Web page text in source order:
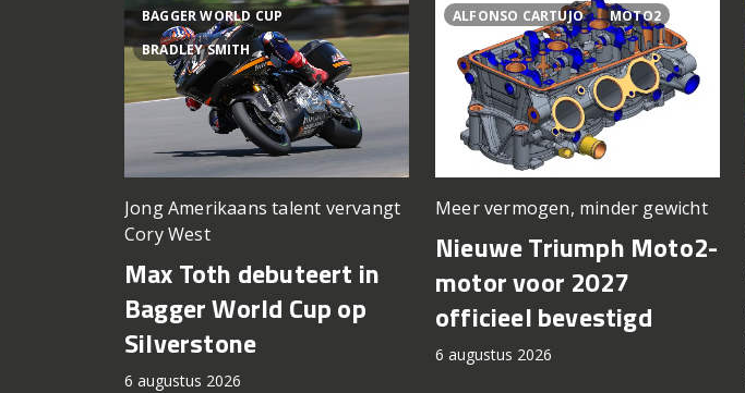
BAGGER WORLD CUP
BRADLEY SMITH
Jong Amerikaans talent vervangt
Cory West
Max Toth debuteert in
Bagger World Cup op
Silverstone
6 augustus 2026
ALFONSO CARTUJO MOTO2
Meer vermogen, minder gewicht
Nieuwe Triumph Moto2-
motor voor 2027
officieel bevestigd
6 augustus 2026